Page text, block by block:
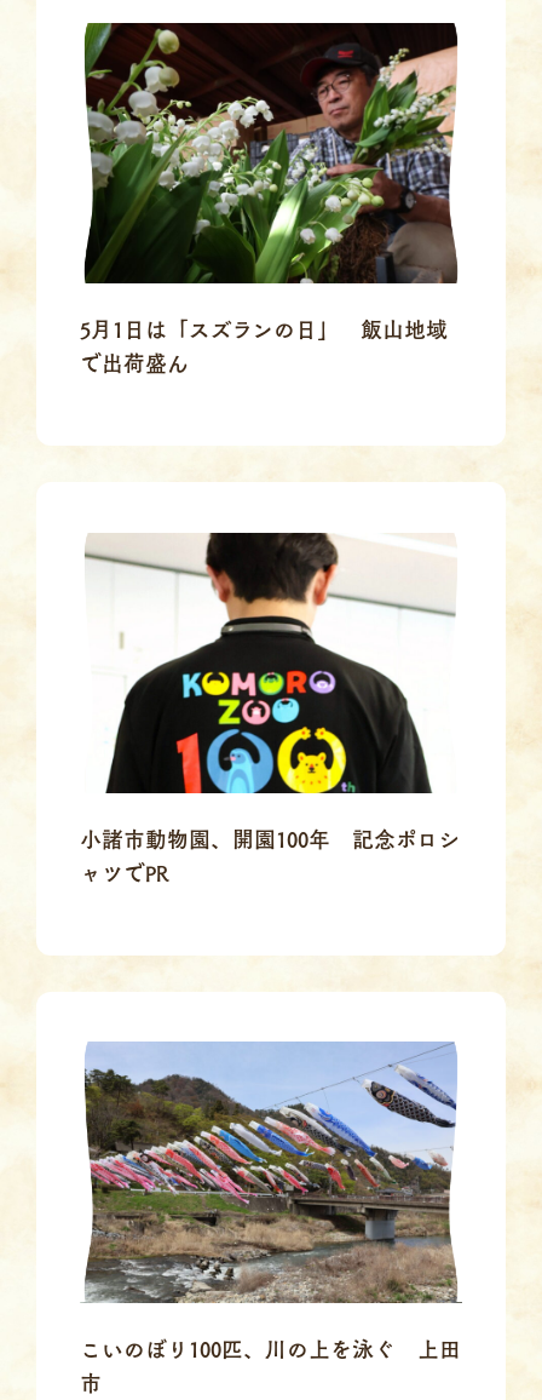
5月1日は「スズランの日」 飯山地域
で出荷盛ん
小諸市動物園、開園100年 記念ポロシ
ャツでPR
こいのぼり100匹、川の上を泳ぐ 上田
市